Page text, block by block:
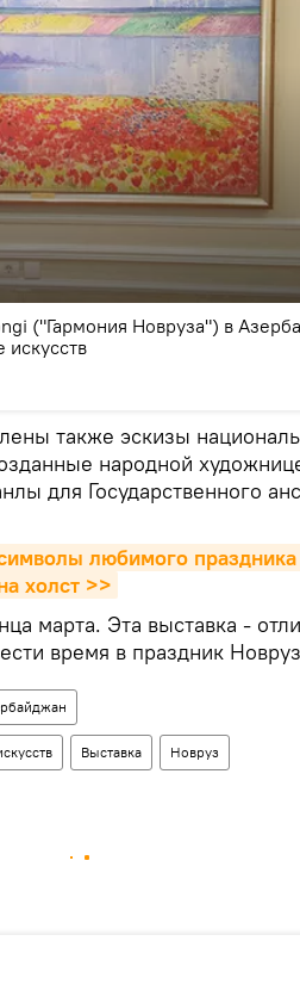
("Гармония Новруза") в
также эскизы
народной
для Государственного
любимого праздника
холст >>
марта. Эта выставка -
время в праздник
Выставка Новруз